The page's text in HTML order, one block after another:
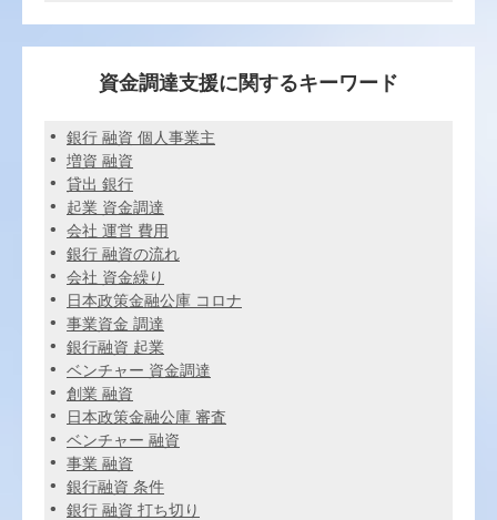
資金調達支援に関するキーワード
銀行 融資 個人事業主
増資 融資
貸出 銀行
起業 資金調達
会社 運営 費用
銀行 融資の流れ
会社 資金繰り
日本政策金融公庫 コロナ
事業資金 調達
銀行融資 起業
ベンチャー 資金調達
創業 融資
日本政策金融公庫 審査
ベンチャー 融資
事業 融資
銀行融資 条件
銀行 融資 打ち切り